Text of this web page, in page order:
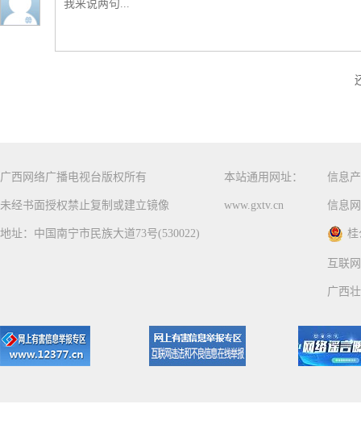
广西网络广播电视台版权所有
未经书面授权禁止复制或建立镜像
地址：中国南宁市民族大道73号(530022)
本站通用网址：
www.gxtv.cn
信息
信息
桂
互联
广西